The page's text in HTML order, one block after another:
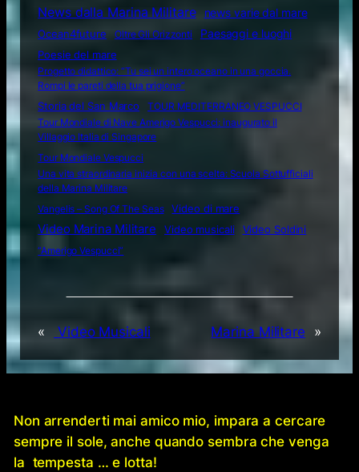
News dalla Marina Militare
news varie dal mare
Ocean4future
Oltre Gli Orizzonti
Paesaggi e luoghi
Poesie del mare
Progetto didattico: “Tu sei un intero oceano in una goccia.
Rompi le pareti della tua prigione”
Storia del San Marco
TOUR MEDITERRANEO VESPUCCI
Tour Mondiale di Nave Amerigo Vespucci: inaugurato il
Villaggio Italia di Singapore
Tour Mondiale Vespucci
Una vita straordinaria inizia con una scelta: Scuola Sottufficiali
della Marina Militare
Vangelis – Song Of The Seas
Video di mare
Video Marina Militare Video musicali
Video Soldini
“Amerigo Vespucci”
« Video Musicali Marina Militare »
Non arrenderti mai amico mio, impara a cercare
sempre il sole, anche quando sembra che venga
la tempesta … e lotta!